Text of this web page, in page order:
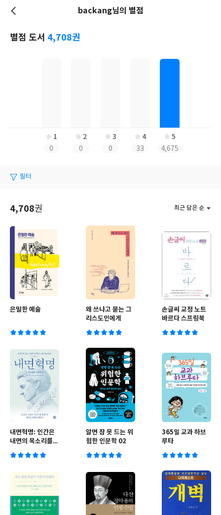
backang님의 별점
별점 도서 4,708권
1
0
2
0
3
0
4
33
5
4,675
필터
최근 담은 순
4,708권
은밀한 예술
왜 쓰냐고 묻는 그
리스도인에게
손글씨 교정 노트
바르다 스프링북
내면혁명: 인간은
내면의 목소리를
유로워진다
알면 잠 못 드는 위
험한 인문학 02
365일 교과 하브
루타